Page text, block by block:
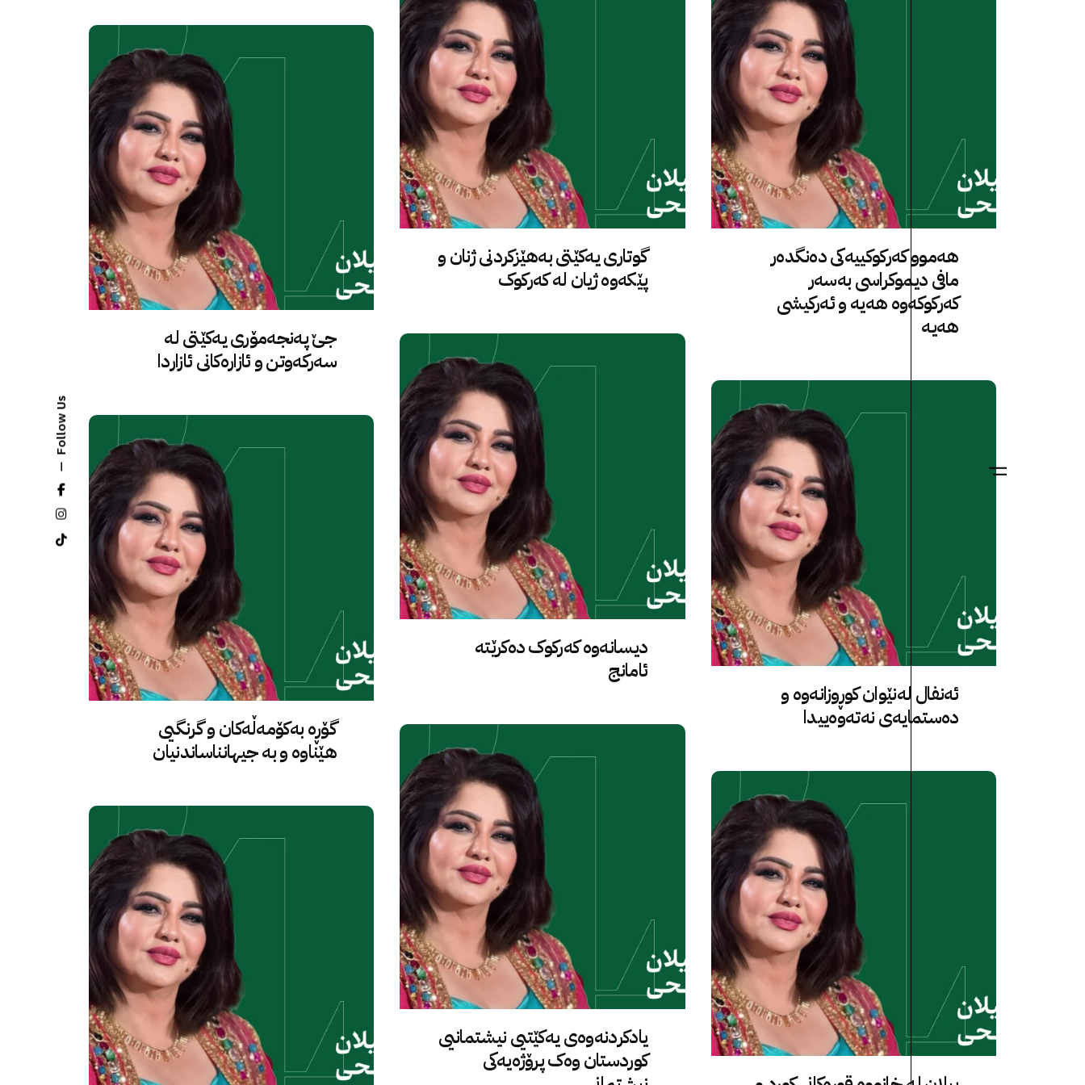
Follow Us
گوتاری یەکێتی بەهێزکردنی ژنان و
پێکەوە ژیان لە کەرکوک
هەموو کەرکوکییەکی دەنگدەر
مافی دیموکراسی بەسەر
کەرکوکەوە هەیە و ئەرکیشی
هەیە
جێ پەنجەمۆری یەکێتی لە
سەرکەوتن و ئازارەکانی ئازاردا
دیسانەوە کەرکوک دەکرێتە
ئامانج
ئەنفال لەنێوان کوڕوزانەوە و
دەستمایەی نەتەوەییدا
گۆڕە بەکۆمەڵەکان و گرنگیی
هێناوە و بە جیهانناساندنیان
یادکردنەوەی یەکێتیی نیشتمانیی
کوردستان وەک پرۆژەیەکی